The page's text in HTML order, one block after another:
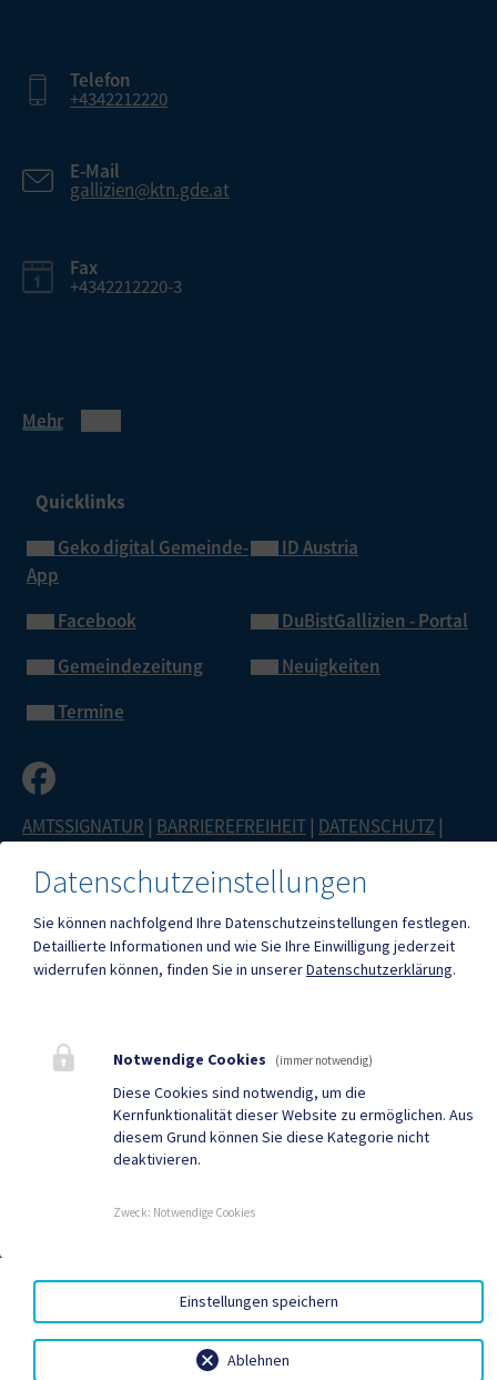
Telefon
+4342212220
E-Mail
gallizien@ktn.gde.at
Fax
+4342212220-3
Mehr
Quicklinks
Geko digital Gemeinde-
App
ID Austria
Facebook
DuBistGallizien - Portal
Gemeindezeitung
Neuigkeiten
Termine
AMTSSIGNATUR | BARRIEREFREIHEIT | DATENSCHUTZ |
Datenschutzeinstellungen
Sie können nachfolgend Ihre Datenschutzeinstellungen festlegen.
Detaillierte Informationen und wie Sie Ihre Einwilligung jederzeit
widerrufen können, finden Sie in unsererDatenschutzerklärung.
Notwendige Cookies (immer notwendig)
Diese Cookies sind notwendig, um die
Kernfunktionalität dieser Website zu ermöglichen. Aus
diesem Grund können Sie diese Kategorie nicht
deaktivieren.
Zweck: Notwendige Cookies
Ablehnen
Einstellungen speichern